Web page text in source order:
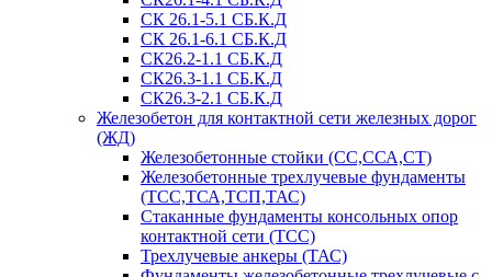
СК 26.1-5.1 СБ.К.Д
СК 26.1-6.1 СБ.К.Д
СК26.2-1.1 СБ.К.Д
СК26.3-1.1 СБ.К.Д
СК26.3-2.1 СБ.К.Д
Железобетон для контактной сети железных дорог
(ЖД)
Железобетонные стойки (СС,ССА,СТ)
Железобетонные трехлучевые фундаменты
(ТСС,ТСА,ТСП,ТАС)
Стаканные фундаменты консольных опор
контактной сети (ТСС)
Трехлучевые анкеры (ТАС)